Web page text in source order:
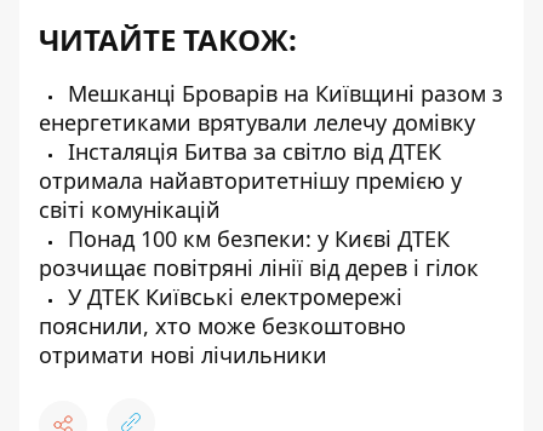
ЧИТАЙТЕ ТАКОЖ:
Мешканці Броварів на Київщині разом з
енергетиками врятували лелечу домівку
Інсталяція Битва за світло від ДТЕК
отримала найавторитетнішу премією у
світі комунікацій
Понад 100 км безпеки: у Києві ДТЕК
розчищає повітряні лінії від дерев і гілок
У ДТЕК Київські електромережі
пояснили, хто може безкоштовно
отримати нові лічильники